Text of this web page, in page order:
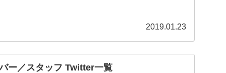
2019.01.23
ー／スタッフ Twitter一覧